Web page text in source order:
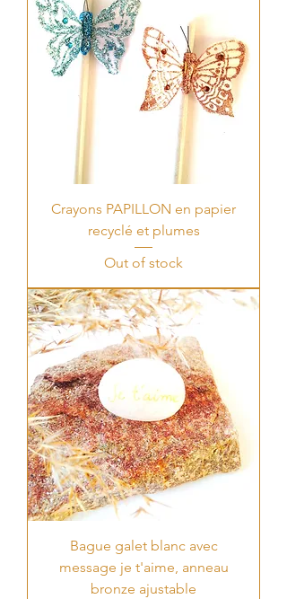
Crayons PAPILLON en papier
recyclé et plumes
Out of stock
Bague galet blanc avec
message je t'aime, anneau
bronze ajustable